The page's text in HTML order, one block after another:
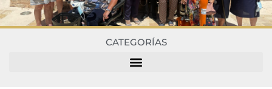
CATEGORÍAS